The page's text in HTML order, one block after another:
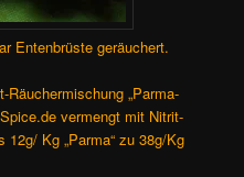
Entenbrüste geräuchert.
„Parma-
vermengt mit Nitrit-
Kg „Parma“ zu 38g/Kg